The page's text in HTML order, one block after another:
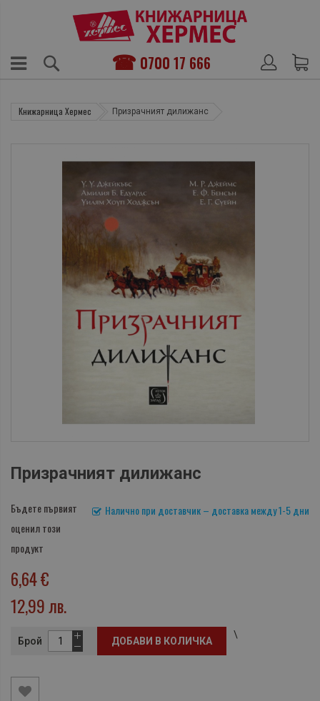
0700 17 666
Книжарница Хермес Призрачният дилижанс
Призрачният дилижанс
Налично при доставчик – доставка между 1-5 дни
Бъдете първият
оценил този
продукт
6,64 €
12,99 лв.
Брой ДОБАВИ В КОЛИЧКА
\